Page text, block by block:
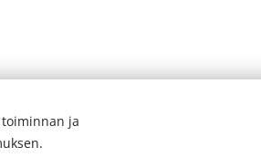
Lappeenrannan Tanssiurheilijat ry
ja